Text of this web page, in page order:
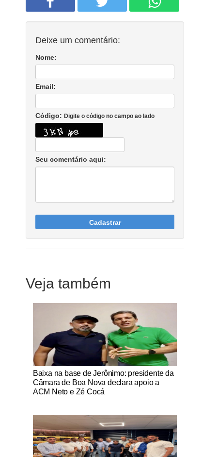
Deixe um comentário:
Nome:
Email:
Código: Digite o código no campo ao lado
Seu comentário aqui:
Cadastrar
Veja também
Notícias Católicas
Baixa na base de Jerônimo: presidente da
Câmara de Boa Nova declara apoio a
ACM Neto e Zé Cocá